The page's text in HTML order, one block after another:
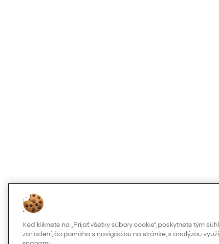
Keď kliknete na „Prijať všetky súbory cookie“, poskytnete tým
zariadení, čo pomáha s navigáciou na stránke, s analýzou